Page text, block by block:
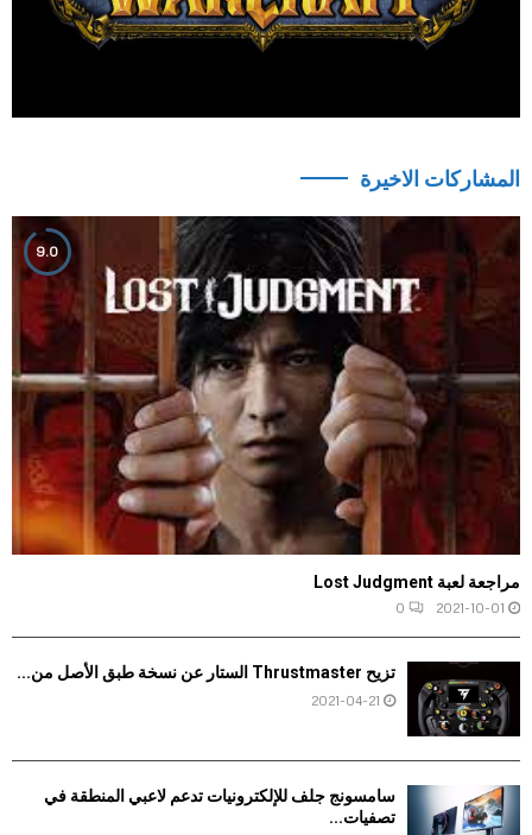
المشاركات الاخيرة
مراجعة لعبة Lost Judgment
2021-10-01
0
9.0
تزيح Thrustmaster الستار عن نسخة طبق الأصل من...
2021-04-21
سامسونج جلف للإلكترونيات تدعم لاعبي المنطقة في
تصفيات...